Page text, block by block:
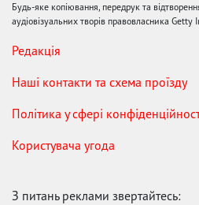
Будь-яке копіювання, передрук та
аудіовізуальних творів правовласника Getty
Редакція
Наші контакти та схема проїзду
Політика у сфері
Користувача угода
З питань реклами звертайтесь: